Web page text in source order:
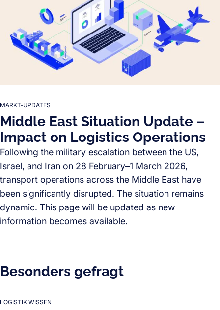
MARKT-UPDATES
Middle East Situation Update –
Impact on Logistics Operations
Following the military escalation between the US,
Israel, and Iran on 28 February–1 March 2026,
transport operations across the Middle East have
been significantly disrupted. The situation remains
dynamic. This page will be updated as new
information becomes available.
Besonders gefragt
LOGISTIK WISSEN